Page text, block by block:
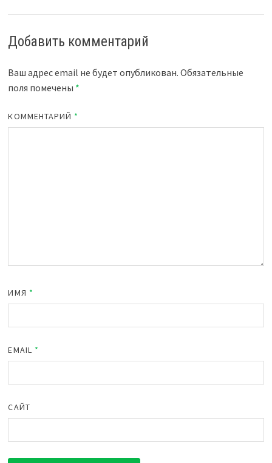
Добавить комментарий
Ваш адрес email не будет опубликован. Обязательные
поля помечены *
КОММЕНТАРИЙ *
ИМЯ *
EMAIL *
САЙТ